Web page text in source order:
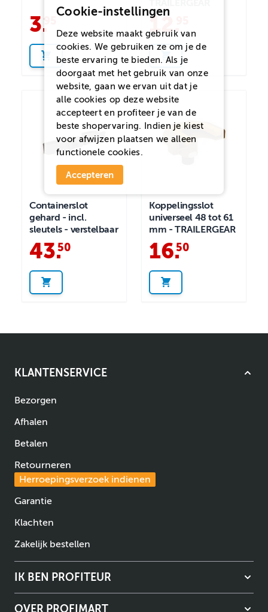
3.95 12.
Containerslot
gehard - incl.
sleutels - verstelbaar
43.
50
Koppelingsslot
universeel 48 tot 61
mm - TRAILERGEAR
16.
50
KLANTENSERVICE
Bezorgen
Afhalen
Betalen
Retourneren
Herroepingsverzoek indienen
Garantie
Klachten
Zakelijk bestellen
IK BEN PROFITEUR
OVER PROFIMART
Cookie-instellingen
Deze website maakt gebruik van
cookies. We gebruiken ze om je de
beste ervaring te bieden. Als je
doorgaat met het gebruik van onze
website, gaan we ervan uit dat je
alle cookies op deze website
accepteert en profiteer je van de
beste shopervaring. Indien je kiest
voor afwijzen plaatsen we alleen
functionele cookies.
Accepteren